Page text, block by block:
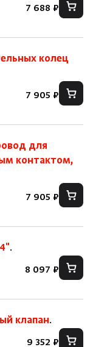
7 688 ₽
колец
7 905 ₽
для
контактом,
7 905 ₽
.
8 097 ₽
клапан.
9 352 ₽